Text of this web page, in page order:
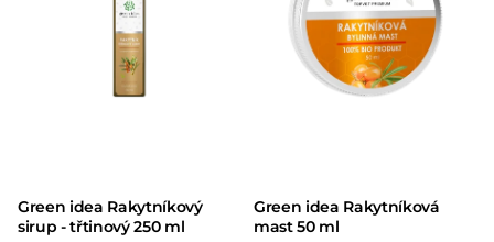
Green idea Rakytníkový
sirup - třtinový 250 ml
Green idea Rakytníková
mast 50 ml